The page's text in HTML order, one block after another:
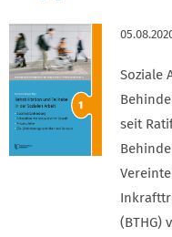
Soziale
seit
(BTHG)